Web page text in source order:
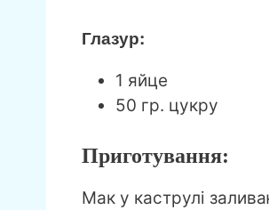
Глазур:
1 яйце
50 гр. цукру
Приготування:
Мак у каструлі